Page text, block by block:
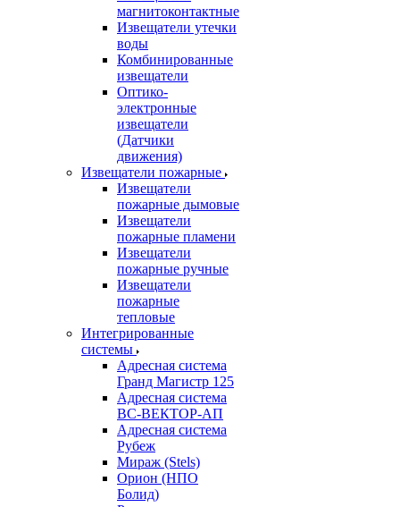
магнитоконтактные
Извещатели утечки
воды
Комбинированные
извещатели
Оптико-
электронные
извещатели
(Датчики
движения)
Извещатели пожарные
Извещатели
пожарные дымовые
Извещатели
пожарные пламени
Извещатели
пожарные ручные
Извещатели
пожарные
тепловые
Интегрированные
системы
Адресная система
Гранд Магистр 125
Адресная система
ВС-ВЕКТОР-АП
Адресная система
Рубеж
Мираж (Stels)
Орион (НПО
Болид)